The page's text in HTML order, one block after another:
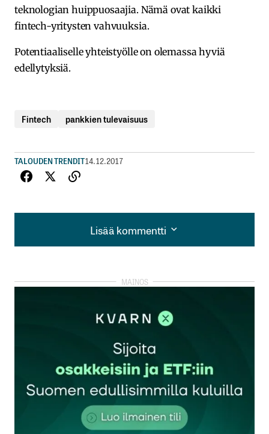
teknologian huippuosaajia. Nämä ovat kaikki
fintech-yritysten vahvuuksia.
Potentiaaliselle yhteistyölle on olemassa hyviä
edellytyksiä.
Fintech pankkien tulevaisuus
TALOUDEN TRENDIT14.12.2017
Lisää kommentti
Lisää kommentti
kirjautua
rekisteröityä
Sähköpostiosoitettasi ei julkaista.Pakolliset
kentät on merkitty*